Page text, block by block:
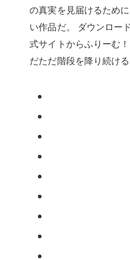
の真実を見届けるため
い作品だ。 ダウンロー
式サイトからふりーむ
だただ階段を降り続け